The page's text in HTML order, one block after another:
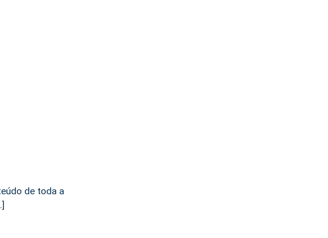
de toda a